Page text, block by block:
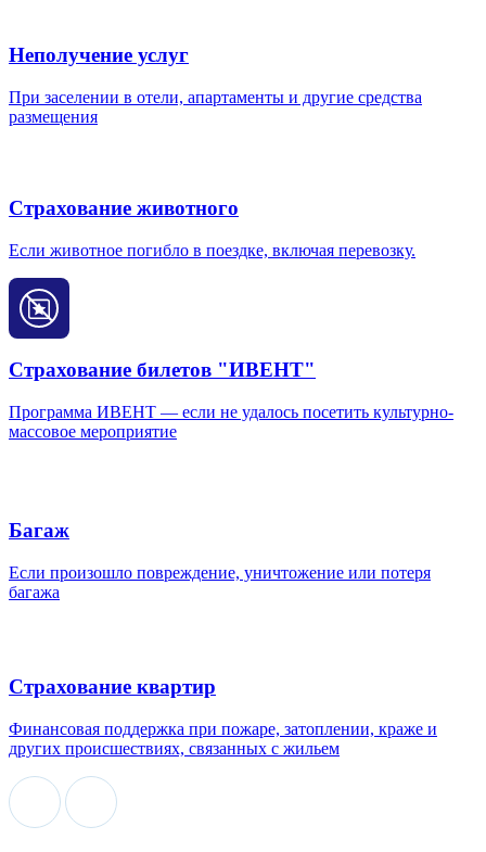
Неполучение услуг
При заселении в отели, апартаменты и другие средства
размещения
Страхование животного
Если животное погибло в поездке, включая перевозку.
Страхование билетов "ИВЕНТ"
Программа ИВЕНТ — если не удалось посетить культурно-
массовое мероприятие
Багаж
Если произошло повреждение, уничтожение или потеря
багажа
Страхование квартир
Финансовая поддержка при пожаре, затоплении, краже и
других происшествиях, связанных с жильем